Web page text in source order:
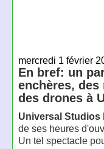
mercredi 1 février
En bref: un
enchères,
des drones à
Universal Studios
de ses heures
Un tel spectacle